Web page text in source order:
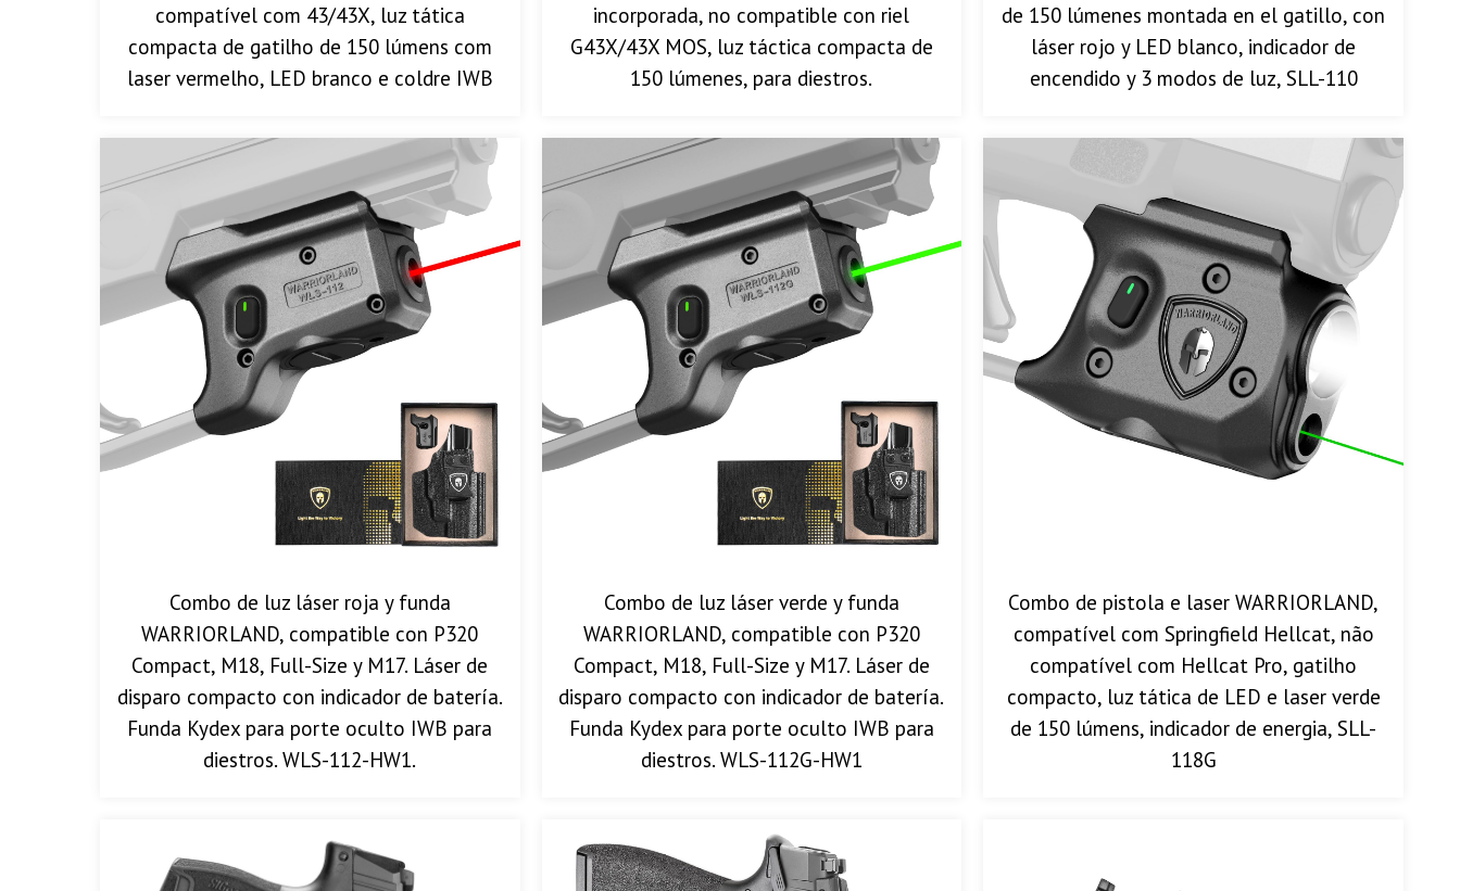
compatível com 43/43X, luz tática
compacta de gatilho de 150 lúmens com
laser vermelho, LED branco e coldre IWB
incorporada, no compatible con riel
G43X/43X MOS, luz táctica compacta de
150 lúmenes, para diestros.
de 150 lúmenes montada en el gatillo, con
láser rojo y LED blanco, indicador de
encendido y 3 modos de luz, SLL-110
Combo de luz láser roja y funda
WARRIORLAND, compatible con P320
Compact, M18, Full-Size y M17. Láser de
disparo compacto con indicador de batería.
Funda Kydex para porte oculto IWB para
diestros. WLS-112-HW1.
Combo de luz láser verde y funda
WARRIORLAND, compatible con P320
Compact, M18, Full-Size y M17. Láser de
disparo compacto con indicador de batería.
Funda Kydex para porte oculto IWB para
diestros. WLS-112G-HW1
Combo de pistola e laser WARRIORLAND,
compatível com Springfield Hellcat, não
compatível com Hellcat Pro, gatilho
compacto, luz tática de LED e laser verde
de 150 lúmens, indicador de energia, SLL-
118G